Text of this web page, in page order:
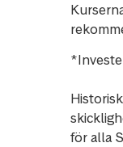
för alla